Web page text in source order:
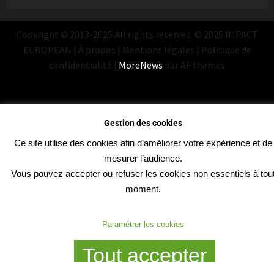
Copyright © 2013-2025 All rights reserved. © 2025 IMPACT
EUROPEAN | À propos | Mentions légales | Politique de
confidentialité | MoreNews par AF themes
Gestion des cookies
Ce site utilise des cookies afin d’améliorer votre expérience et de
mesurer l’audience.
Vous pouvez accepter ou refuser les cookies non essentiels à
moment.
Paramétrer les cookies
Tout accepter